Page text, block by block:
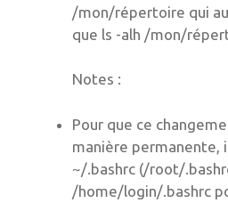
/mon/répertoire qui
que ls -alh /mon/
Notes :
Pour que ce
manière permanente,
~/.bashrc (/root/
/home/login/.bashrc